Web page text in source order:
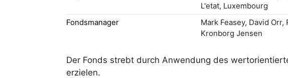
L'etat, Luxembourg
Fondsmanager
Mark Feasey, David Orr,
Kronborg Jensen
Der Fonds strebt durch Anwendung des
erzielen.